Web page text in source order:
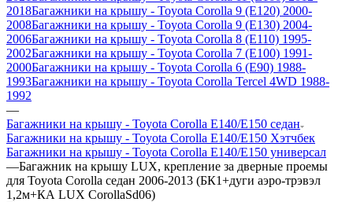
2018Багажники на крышу - Toyota Corolla 9 (E120) 2000-
2008Багажники на крышу - Toyota Corolla 9 (E130) 2004-
2006Багажники на крышу - Toyota Corolla 8 (E110) 1995-
2002Багажники на крышу - Toyota Corolla 7 (E100) 1991-
2000Багажники на крышу - Toyota Corolla 6 (E90) 1988-
1993Багажники на крышу - Toyota Corolla Tercel 4WD 1988-
1992
—
Багажники на крышу - Toyota Corolla E140/E150 седан
Багажники на крышу - Toyota Corolla E140/E150 Хэтчбек
Багажники на крышу - Toyota Corolla E140/E150 универсал
—Багажник на крышу LUX, крепление за дверные проемы
для Toyota Corolla седан 2006-2013 (БК1+дуги аэро-трэвэл
1,2м+КА LUX CorollaSd06)